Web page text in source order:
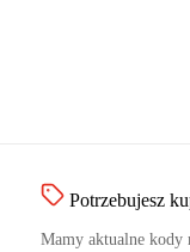
Potrzebujesz
Mamy aktualne kody